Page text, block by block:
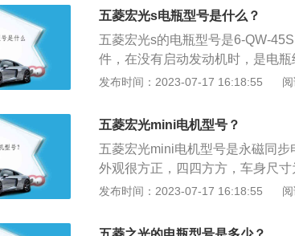
开启远光灯会影响其使用寿命。
的油耗，在油价高的情况下明显
在没有路灯的黑暗道路上，开远
此，在这种情况下，打开远光灯是
动，这个时候就要尤其注意蓄电
启动车，第一件事就是断开蓄电
终报废。而在断开蓄电池的连接
要注意：1、是要检查蓄电池的外
开启车辆电器自检，看看蓄电池
添加蒸馏水或专用液体，切勿添
意，发动发动机的时间不宜超过5
无法发动，则需要检查一下点火
是4390mm、1660mm、1750mm
合国VI的排放标准。2020款五菱
w，最大扭矩110nm，最大扭矩
起眼的部件，很多车主都会忽略
下，不要长时间使用车内电器设
五菱宏光s电瓶型号是什么？
五菱宏光s的电瓶型号是6-QW-
件，在没有启动发动机时，是电
发动机。在启动发动机后，就是
加，电瓶的性能会下降，一般的
达不到规定数值，那就说明电瓶
在车内使用车内的电子设备，这
最好将电瓶的负极断开。
发布时间：2023-07-17 16:18:55
五菱宏光mini电机型号？
五菱宏光mini电机型号是永磁同步
外观很方正，四四方方，车身尺
1940mm，采用2门式设计，车身
VC材料。4.电机功率。五菱宏光
发布时间：2023-07-17 16:18:55